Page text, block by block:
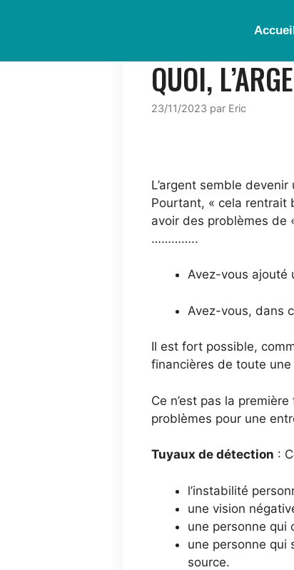
QUOI,
23/11/2023 par Eric
L’argent semble
Pourtant, « cela rentrait
avoir des problèmes de
…………..
Avez-vous ajouté
Avez-vous, dans
Il est fort possible,
financières de toute
Ce n’est pas la
problèmes pour une
Tuyaux de détection :
l’instabilité
une vision
une personne qui
une personne qui
source.